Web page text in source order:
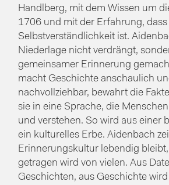
Handlberg, mit dem Wissen um
1706 und mit der Erfahrung,
Selbstverständlichkeit ist.
Niederlage nicht verdrängt,
gemeinsamer Erinnerung
macht Geschichte anschaulich
nachvollziehbar, bewahrt die
sie in eine Sprache, die
und verstehen. So wird aus einer
ein kulturelles Erbe. Aidenbach
Erinnerungskultur lebendig
getragen wird von vielen. Aus
Geschichten, aus Geschichte